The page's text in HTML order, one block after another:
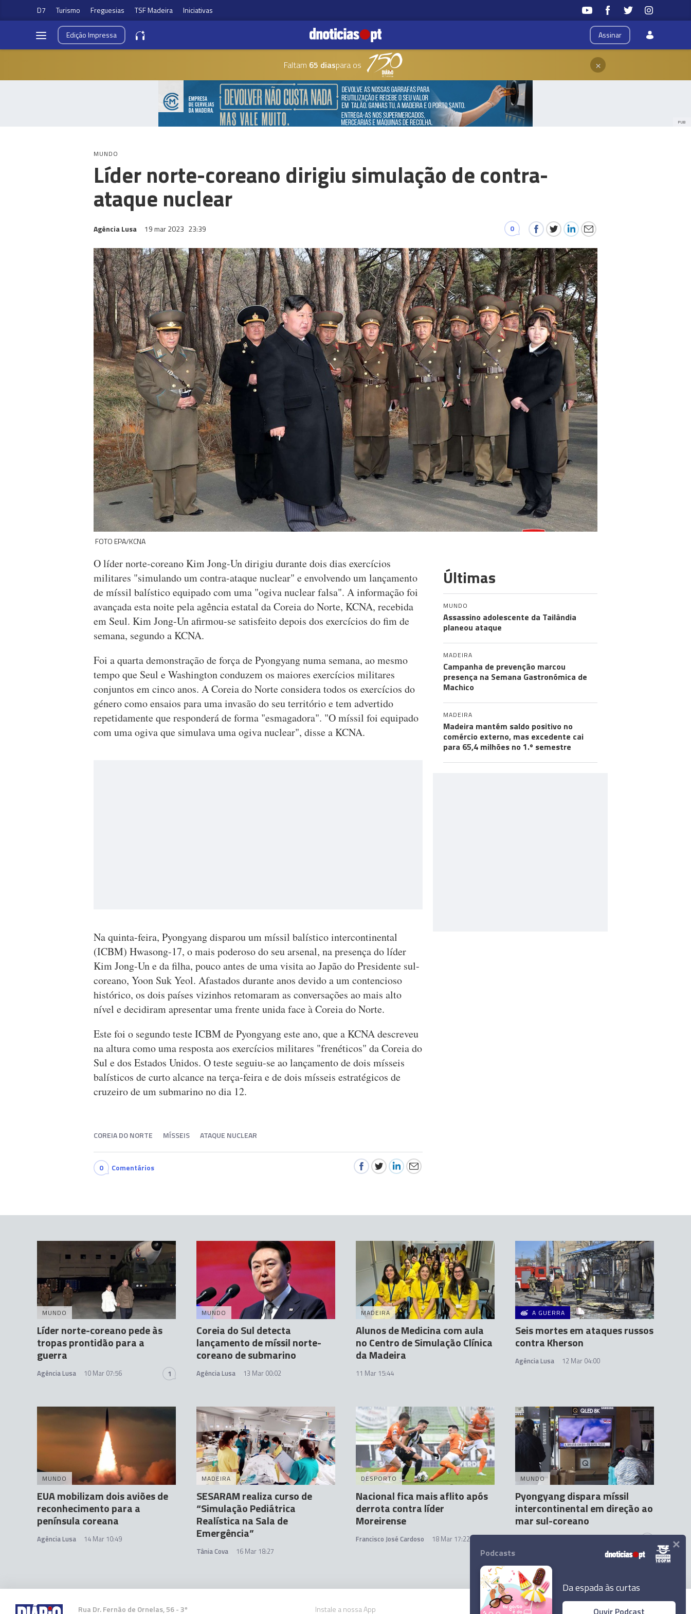
D7 Turismo Freguesias TSF Madeira Iniciativas
Assinar
EdiçãoImpressa
Faltam 65 diaspara os ×
PUB
MUNDO
Líder norte-coreano dirigiu simulação de contra-
ataque nuclear
Agência Lusa 19 mar 2023 23:39 0
FOTO EPA/KCNA
O líder norte-coreano Kim Jong-Un dirigiu durante dois dias exercícios
militares "simulando um contra-ataque nuclear" e envolvendo um lançamento
de míssil balístico equipado com uma "ogiva nuclear falsa". A informação foi
avançada esta noite pela agência estatal da Coreia do Norte, KCNA, recebida
em Seul. Kim Jong-Un afirmou-se satisfeito depois dos exercícios do fim de
semana, segundo a KCNA.
Foi a quarta demonstração de força de Pyongyang numa semana, ao mesmo
tempo que Seul e Washington conduzem os maiores exercícios militares
conjuntos em cinco anos. A Coreia do Norte considera todos os exercícios do
género como ensaios para uma invasão do seu território e tem advertido
repetidamente que responderá de forma "esmagadora". "O míssil foi equipado
com uma ogiva que simulava uma ogiva nuclear", disse a KCNA.
Na quinta-feira, Pyongyang disparou um míssil balístico intercontinental
(ICBM) Hwasong-17, o mais poderoso do seu arsenal, na presença do líder
Kim Jong-Un e da filha, pouco antes de uma visita ao Japão do Presidente sul-
coreano, Yoon Suk Yeol. Afastados durante anos devido a um contencioso
histórico, os dois países vizinhos retomaram as conversações ao mais alto
nível e decidiram apresentar uma frente unida face à Coreia do Norte.
Este foi o segundo teste ICBM de Pyongyang este ano, que a KCNA descreveu
na altura como uma resposta aos exercícios militares "frenéticos" da Coreia do
Sul e dos Estados Unidos. O teste seguiu-se ao lançamento de dois mísseis
balísticos de curto alcance na terça-feira e de dois mísseis estratégicos de
cruzeiro de um submarino no dia 12.
COREIA DO NORTE MÍSSEIS ATAQUE NUCLEAR
0 Comentários
Últimas
MUNDO
Assassino adolescente da Tailândia
planeou ataque
MADEIRA
Campanha de prevenção marcou
presença na Semana Gastronómica de
Machico
MADEIRA
Madeira mantém saldo positivo no
comércio externo, mas excedente cai
para 65,4 milhões no 1.º semestre
MUNDO
Líder norte-coreano pede às
tropas prontidão para a
guerra
Agência Lusa 10 Mar 07:56 1
MUNDO
Coreia do Sul detecta
lançamento de míssil norte-
coreano de submarino
Agência Lusa 13 Mar 00:02
MADEIRA
Alunos de Medicina com aula
no Centro de Simulação Clínica
da Madeira
11 Mar 15:44
A GUERRA
Seis mortes em ataques russos
contra Kherson
Agência Lusa 12 Mar 04:00
MUNDO
EUA mobilizam dois aviões de
reconhecimento para a
península coreana
Agência Lusa 14 Mar 10:49
MADEIRA
SESARAM realiza curso de
“Simulação Pediátrica
Realística na Sala de
Emergência”
Tânia Cova 16 Mar 18:27
DESPORTO
Nacional fica mais aflito após
derrota contra líder
Moreirense
Francisco José Cardoso 18 Mar 17:22
MUNDO
Pyongyang dispara míssil
intercontinental em direção ao
mar sul-coreano
Rua Dr. Fernão de Ornelas, 56 - 3º Instale a nossa App
Podcasts
Da espada às curtas
Ouvir Podcast
×